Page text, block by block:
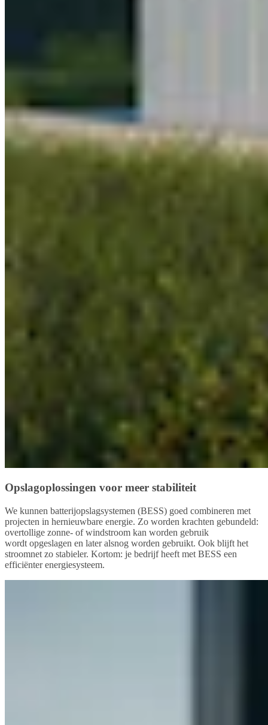
Opslagoplossingen voor meer stabiliteit
We kunnen batterijopslagsystemen (BESS) goed combineren met
projecten in hernieuwbare energie. Zo worden krachten gebundeld:
overtollige zonne- of windstroom kan worden gebruik
wordt opgeslagen en later alsnog worden gebruikt. Ook blijft het
stroomnet zo stabieler. Kortom: je bedrijf heeft met BESS een
efficiënter energiesysteem.